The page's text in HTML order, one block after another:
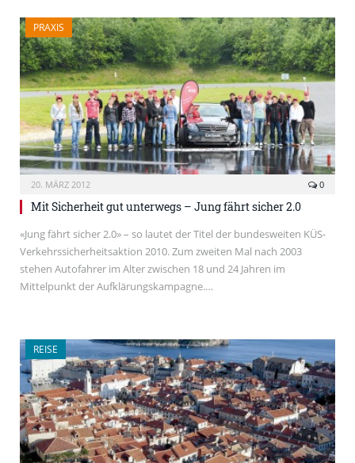
PRAXIS
20. MÄRZ 2012 0
Mit Sicherheit gut unterwegs – Jung fährt sicher 2.0
«Jung fährt sicher 2.0» – so lautet der Titel der bundesweiten KÜS-
Verkehrssicherheitsaktion 2010. Zum zweiten Mal nach 2003
stehen Autofahrer im Alter zwischen 18 und 24 Jahren im
Mittelpunkt der Aufklärungskampagne.…
REISE